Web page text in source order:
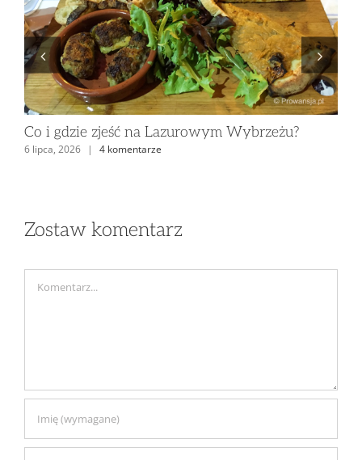
Co i gdzie zjeść na Lazurowym Wybrzeżu?
6 lipca, 2026 | 4 komentarze
Zostaw komentarz
Comment